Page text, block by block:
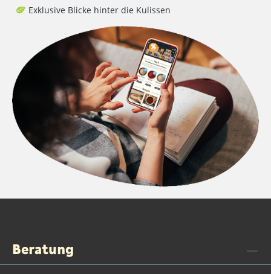
Exklusive Blicke hinter die Kulissen
Beratung